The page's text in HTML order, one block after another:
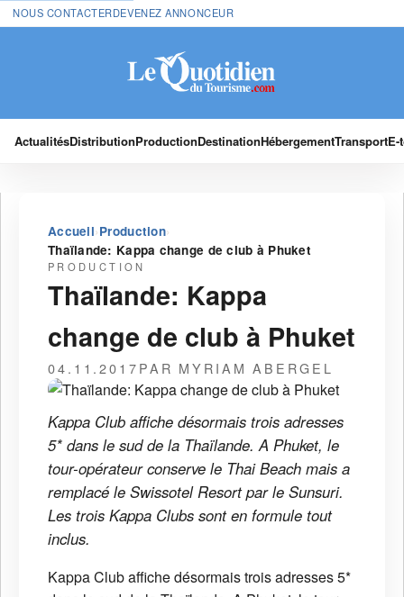
NOUS CONTACTERDEVENEZ ANNONCEUR
ActualitésDistributionProductionDestinationHébergementTransport
Accueil›Production›
Thaïlande: Kappa change de club à Phuket
PRODUCTION
Thaïlande: Kappa
change de club à Phuket
04.11.2017PAR MYRIAM ABERGEL
Kappa Club affiche désormais trois adresses
5* dans le sud de la Thaïlande. A Phuket, le
tour-opérateur conserve le Thai Beach mais a
remplacé le Swissotel Resort par le Sunsuri.
Les trois Kappa Clubs sont en formule tout
inclus.
Kappa Club affiche désormais trois adresses 5*